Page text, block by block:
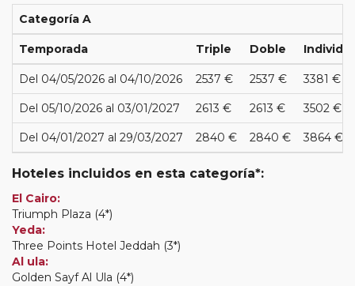
Categoría A
Temporada Triple Doble
Del 04/05/2026 al 04/10/2026 2537 € 2537 € 3381 €
Del 05/10/2026 al 03/01/2027 2613 € 2613 € 3502 €
Del 04/01/2027 al 29/03/2027 2840 € 2840 € 3864 €
Hoteles incluidos en esta categoría*:
El Cairo:
Triumph Plaza (4*)
Yeda:
Three Points Hotel Jeddah (3*)
Al ula:
Golden Sayf Al Ula (4*)